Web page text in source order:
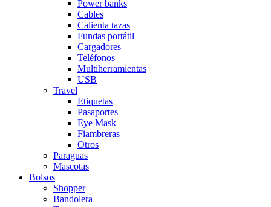
Power banks
Cables
Calienta tazas
Fundas portátil
Cargadores
Teléfonos
Multiherramientas
USB
Travel
Etiquetas
Pasaportes
Eye Mask
Fiambreras
Otros
Paraguas
Mascotas
Bolsos
Shopper
Bandolera